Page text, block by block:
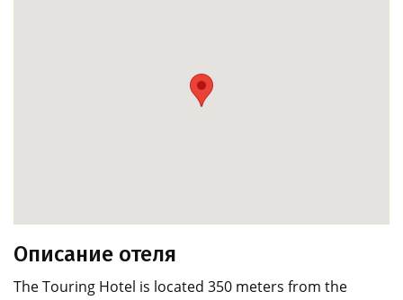
Описание отеля
The Touring Hotel is located 350 meters from the